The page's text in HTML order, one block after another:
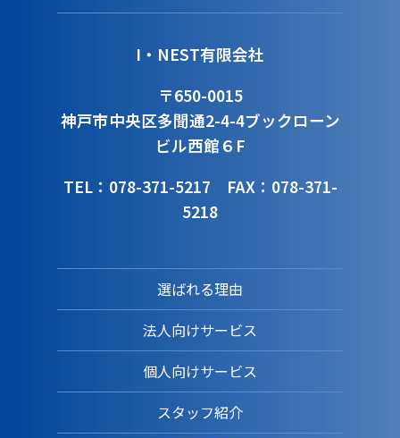
I・NEST有限会社
〒650-0015
神戸市中央区多聞通2-4-4ブックローン
ビル西館６F
TEL：078-371-5217 FAX：078-371-
5218
選ばれる理由
法人向けサービス
個人向けサービス
スタッフ紹介